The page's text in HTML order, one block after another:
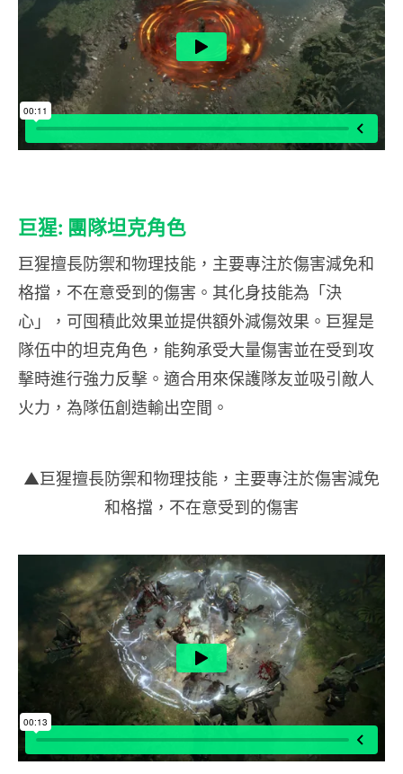
巨猩: 團隊坦克角色
巨猩擅長防禦和物理技能，主要專注於傷害減免和
格擋，不在意受到的傷害。其化身技能為「決
心」，可囤積此效果並提供額外減傷效果。巨猩是
隊伍中的坦克角色，能夠承受大量傷害並在受到攻
擊時進行強力反擊。適合用來保護隊友並吸引敵人
火力，為隊伍創造輸出空間。
▲巨猩擅長防禦和物理技能，主要專注於傷害減免
和格擋，不在意受到的傷害